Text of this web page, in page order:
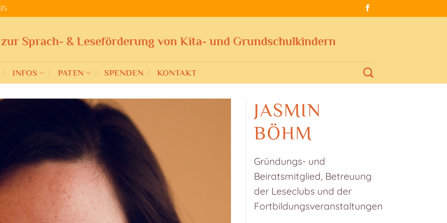
Sprach- & Leseförderung von Kita- und Grundschulkindern
INFOS PATEN SPENDEN KONTAKT
JASMIN
BÖHM
Gründungs- und
Beiratsmitglied, Betreuung
der Leseclubs und der
Fortbildungsveranstaltungen